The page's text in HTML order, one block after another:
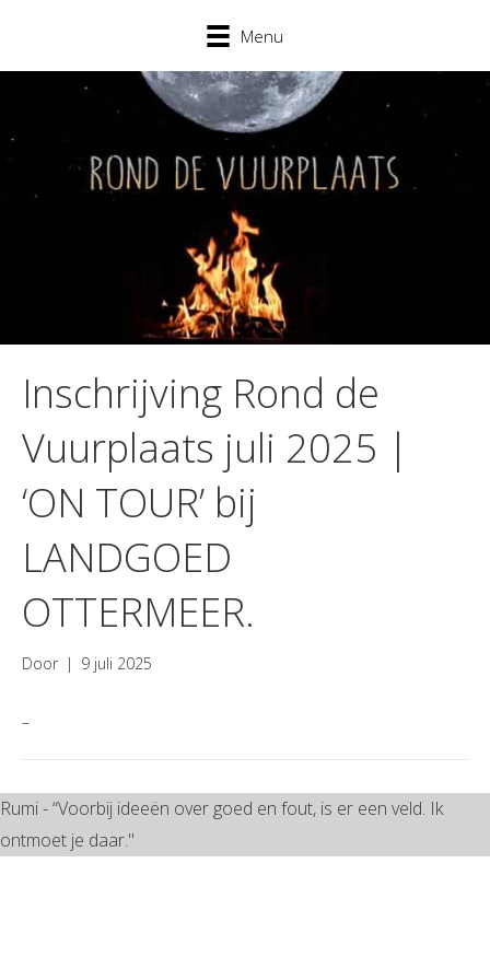
Menu
Inschrijving Rond de
Vuurplaats juli 2025 |
‘ON TOUR’ bij
LANDGOED
OTTERMEER.
Door | 9 juli 2025
–
Rumi - “Voorbij ideeën over goed en fout, is er een veld. Ik
ontmoet je daar."